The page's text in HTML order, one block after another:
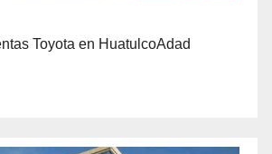
Toyota en HuatulcoAdad